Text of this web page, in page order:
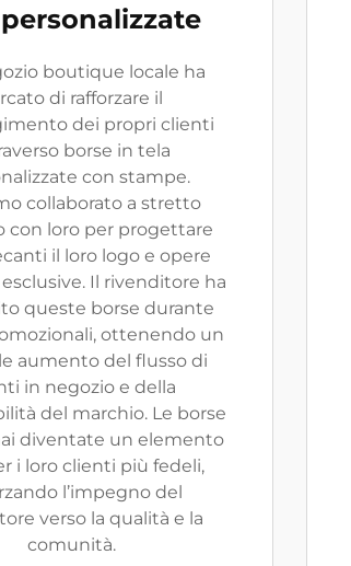
boutique locale ha
di rafforzare il
dei propri clienti
borse in tela
con stampe.
collaborato a stretto
con loro per progettare
il loro logo e opere
Il rivenditore ha
queste borse durante
ottenendo un
aumento del flusso di
in negozio e della
del marchio. Le borse
diventate un elemento
i loro clienti più fedeli,
l’impegno del
verso la qualità e la
comunità.